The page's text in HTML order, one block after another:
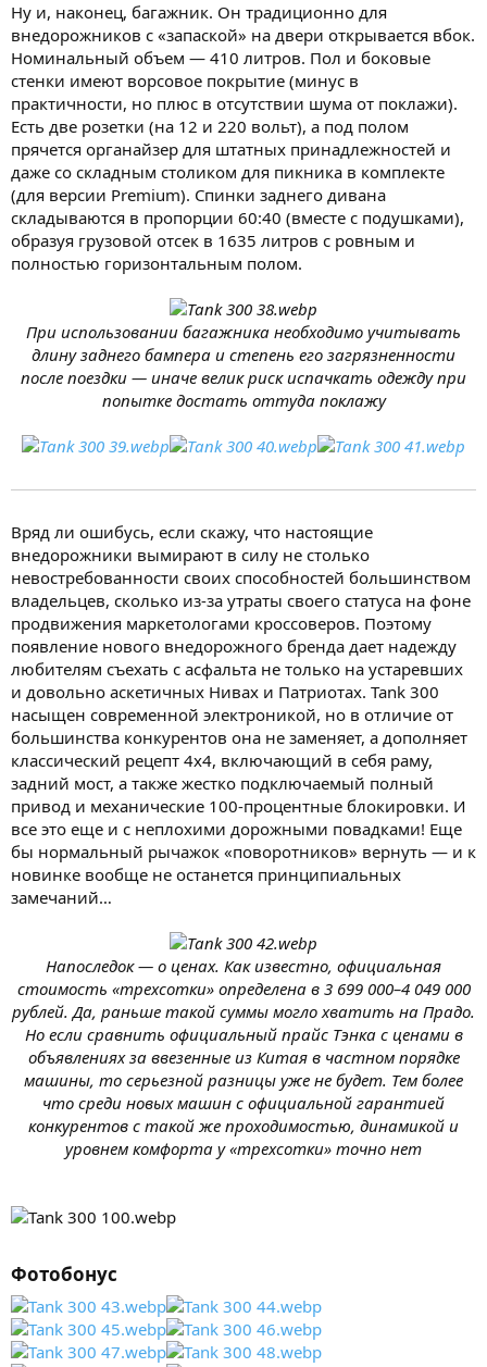
Ну и, наконец, багажник. Он традиционно для
внедорожников с «запаской» на двери открывается вбок.
Номинальный объем — 410 литров. Пол и боковые
стенки имеют ворсовое покрытие (минус в
практичности, но плюс в отсутствии шума от поклажи).
Есть две розетки (на 12 и 220 вольт), а под полом
прячется органайзер для штатных принадлежностей и
даже со складным столиком для пикника в комплекте
(для версии Premium). Спинки заднего дивана
складываются в пропорции 60:40 (вместе с подушками),
образуя грузовой отсек в 1635 литров с ровным и
полностью горизонтальным полом.
При использовании багажника необходимо учитывать
длину заднего бампера и степень его загрязненности
после поездки — иначе велик риск испачкать одежду при
попытке достать оттуда поклажу
Вряд ли ошибусь, если скажу, что настоящие
внедорожники вымирают в силу не столько
невостребованности своих способностей большинством
владельцев, сколько из-за утраты своего статуса на фоне
продвижения маркетологами кроссоверов. Поэтому
появление нового внедорожного бренда дает надежду
любителям съехать с асфальта не только на устаревших
и довольно аскетичных Нивах и Патриотах. Tank 300
насыщен современной электроникой, но в отличие от
большинства конкурентов она не заменяет, а дополняет
классический рецепт 4х4, включающий в себя раму,
задний мост, а также жестко подключаемый полный
привод и механические 100-процентные блокировки. И
все это еще и с неплохими дорожными повадками! Еще
бы нормальный рычажок «поворотников» вернуть — и к
новинке вообще не останется принципиальных
замечаний…
Напоследок — о ценах. Как известно, официальная
стоимость «трехсотки» определена в 3 699 000–4 049 000
рублей. Да, раньше такой суммы могло хватить на Прадо.
Но если сравнить официальный прайс Тэнка с ценами в
объявлениях за ввезенные из Китая в частном порядке
машины, то серьезной разницы уже не будет. Тем более
что среди новых машин с официальной гарантией
конкурентов с такой же проходимостью, динамикой и
уровнем комфорта у «трехсотки» точно нет
Фотобонус​